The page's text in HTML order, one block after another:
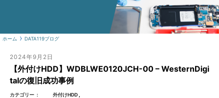
ホーム DATA119ブログ
2024年9月2日
【外付けHDD】WDBLWE0120JCH-00 – WesternDigi
talの復旧成功事例
カテゴリー 外付けHDD